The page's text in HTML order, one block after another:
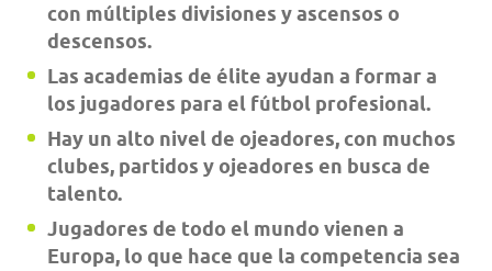
con múltiples divisiones y ascensos o
descensos.
Las academias de élite ayudan a formar a
los jugadores para el fútbol profesional.
Hay un alto nivel de ojeadores, con muchos
clubes, partidos y ojeadores en busca de
talento.
Jugadores de todo el mundo vienen a
Europa, lo que hace que la competencia sea